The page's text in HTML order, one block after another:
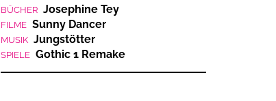
BÜCHER Josephine Tey
FILME Sunny Dancer
MUSIK Jungstötter
SPIELE Gothic 1 Remake